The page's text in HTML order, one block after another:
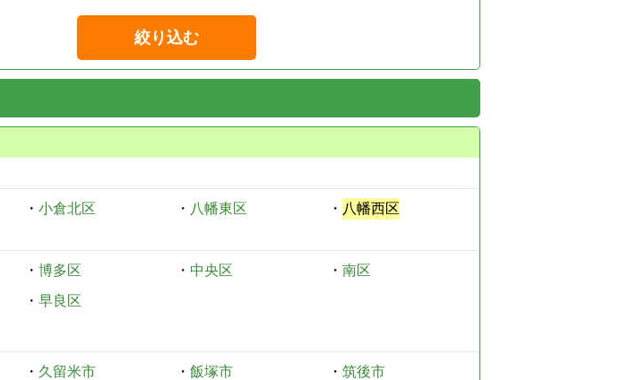
絞り込む
・ 小倉北区 ・ 八幡東区 ・ 八幡西区
・ 博多区 ・ 中央区 ・ 南区
・ 早良区
・ 久留米市 ・ 飯塚市 ・ 筑後市